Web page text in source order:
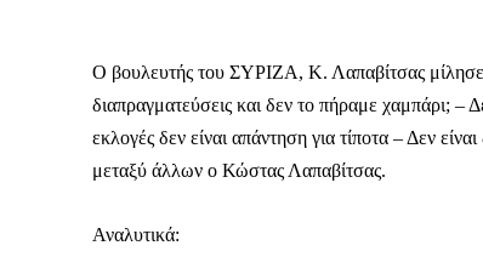
Ο βουλευτής του ΣΥΡΙΖΑ, Κ. Λαπαβίτσας
διαπραγματεύσεις και δεν το πήραμε χαμπάρι; –
εκλογές δεν είναι απάντηση για τίποτα – Δεν
μεταξύ άλλων ο Κώστας Λαπαβίτσας.
Αναλυτικά: